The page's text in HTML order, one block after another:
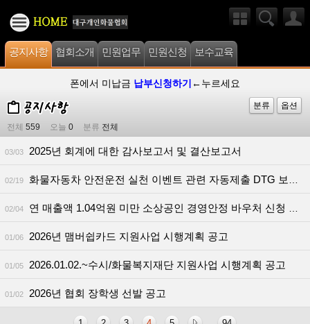
공지사항 협회소개 민원업무 민원신청 보수교육
폰에서 미납금 납부신청하기 ←누르세요
분류 옵션
전체 559 오늘 0 분류 전체
03/03 2025년 회계에 대한 감사보고서 및 결산보고서
02/19 화물자동차 안전운전 실천 이벤트 관련 자동제출 DTG 보급계획 안내
02/04 연 매출액 1.04억원 미만 소상공인 경영안정 바우처 신청 안내(26.02.09.~12.18.)
01/06 2026년 맴버쉽카드 지원사업 시행계획 공고
01/05 2026.01.02.~수시/화물복지재단 지원사업 시행계획 공고
01/02 2026년 협회 장학생 선발 공고